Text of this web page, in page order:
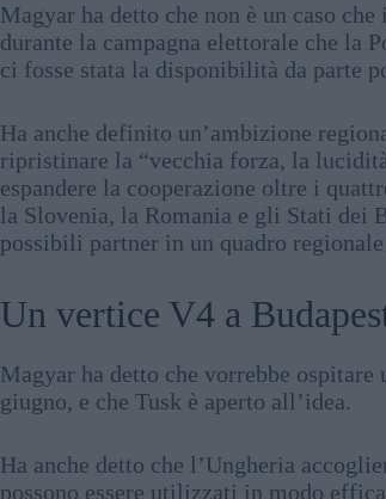
Magyar ha detto che non è un caso
durante la campagna elettorale che la
ci fosse stata la disponibilità da parte
Ha anche definito un’ambizione
ripristinare la “vecchia forza, la
espandere la cooperazione oltre i
la Slovenia, la Romania e gli Stati dei
possibili partner in un quadro
Un vertice V4 a
Magyar ha detto che vorrebbe
giugno, e che Tusk è aperto all’idea.
Ha anche detto che l’Ungheria
possono essere utilizzati in modo